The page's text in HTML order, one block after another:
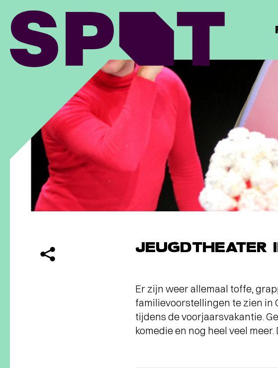
JEUGDTHEATER
Er zijn weer allemaal toffe,
familievoorstellingen te zien in
tijdens de voorjaarsvakantie.
komedie en nog heel veel